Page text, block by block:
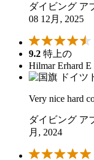
ダイビング ア
08 12月, 2025
9.2 特上の
Hilmar Erhard E
Very nice hard
ダイビング ア
月, 2024